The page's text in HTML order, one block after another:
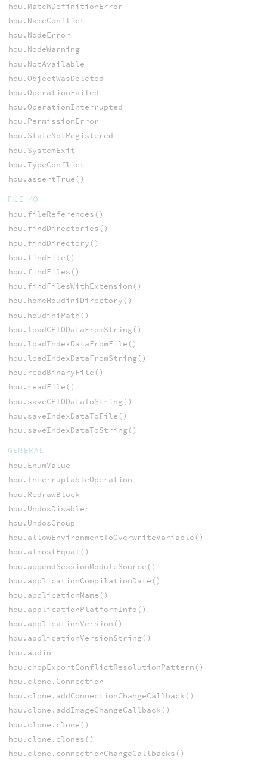
hou.MatchDefinitionError
hou.NameConflict
hou.NodeError
hou.NodeWarning
hou.NotAvailable
hou.ObjectWasDeleted
hou.OperationFailed
hou.OperationInterrupted
hou.PermissionError
hou.StateNotRegistered
hou.SystemExit
hou.TypeConflict
hou.assertTrue()
FILE I/O
hou.fileReferences()
hou.findDirectories()
hou.findDirectory()
hou.findFile()
hou.findFiles()
hou.findFilesWithExtension()
hou.homeHoudiniDirectory()
hou.houdiniPath()
hou.loadCPIODataFromString()
hou.loadIndexDataFromFile()
hou.loadIndexDataFromString()
hou.readBinaryFile()
hou.readFile()
hou.saveCPIODataToString()
hou.saveIndexDataToFile()
hou.saveIndexDataToString()
GENERAL
hou.EnumValue
hou.InterruptableOperation
hou.RedrawBlock
hou.UndosDisabler
hou.UndosGroup
hou.allowEnvironmentToOverwriteVariable()
hou.almostEqual()
hou.appendSessionModuleSource()
hou.applicationCompilationDate()
hou.applicationName()
hou.applicationPlatformInfo()
hou.applicationVersion()
hou.applicationVersionString()
hou.audio
hou.chopExportConflictResolutionPattern()
hou.clone.Connection
hou.clone.addConnectionChangeCallback()
hou.clone.addImageChangeCallback()
hou.clone.clone()
hou.clone.clones()
hou.clone.connectionChangeCallbacks()